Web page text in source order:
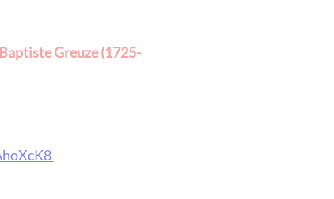
Greuze (1725-